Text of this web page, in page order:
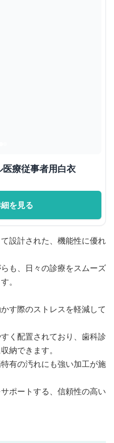
療従事者用白衣
を見る
設計された、機能性に優れ
も、日々の診療をスムーズ
。
す際のストレスを軽減して
く配置されており、歯科診
納できます。
有の汚れにも強い加工が施
ポートする、信頼性の高い